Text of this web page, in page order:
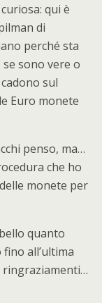
qui è
di
perché sta
sono vere o
sul
Euro monete
penso, ma…
che ho
monete per
quanto
all’ultima
ringraziamenti…